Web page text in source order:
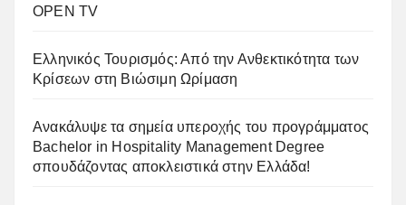
OPEN TV
Ελληνικός Τουρισμός: Από την Ανθεκτικότητα των
Κρίσεων στη Βιώσιμη Ωρίμαση
Ανακάλυψε τα σημεία υπεροχής του προγράμματος
Bachelor in Hospitality Management Degree
σπουδάζοντας αποκλειστικά στην Ελλάδα!